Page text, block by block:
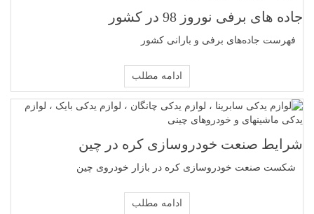
جاده های برفی نوروز 98 در کشور
فهرست جاده‌های برفی و بارانی کشور
ادامه مطلب
شرایط صنعت خودروسازی کره در چین
شکست صنعت خودروسازی کره در بازار خودروی چین
ادامه مطلب